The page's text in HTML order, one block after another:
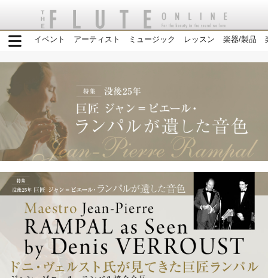
イベント アーティスト ミュージック レッスン 楽器/製品